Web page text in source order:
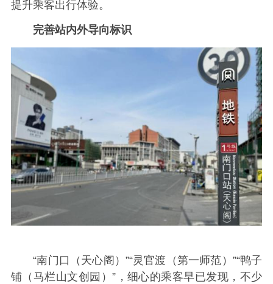
提升乘客出行体验。
完善站内外导向标识
“南门口（天心阁）”“灵官渡（第一师范）”“鸭子
铺（马栏山文创园）”，细心的乘客早已发现，不少